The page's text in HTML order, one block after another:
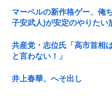
マーベルの新作格ゲー、俺
子安武人)が安定のやりたい
共産党・志位氏「高市首相
と言わない！」
井上春華、へそ出し